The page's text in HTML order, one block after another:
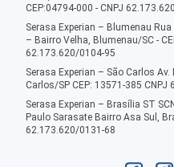
CEP:04794-000 - CNPJ
Serasa Experian – Blumenau
– Bairro Velha, Blumenau/SC -
62.173.620/0104-95
Serasa Experian – São Carlos
Carlos/SP CEP: 13571-385
Serasa Experian – Brasília ST
Paulo Sarasate Bairro Asa Sul,
62.173.620/0131-68